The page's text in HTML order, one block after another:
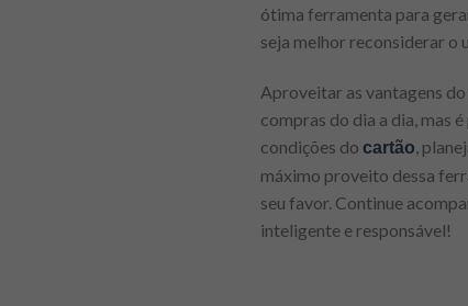
ótima ferramenta para
seja melhor reconsiderar o
Aproveitar as vantagens
compras do dia a dia, mas
condições do cartão ,
máximo proveito dessa
seu favor. Continue
inteligente e responsável!